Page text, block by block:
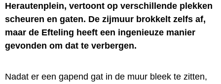
Herautenplein, vertoont op verschillende plekken
scheuren en gaten. De zijmuur brokkelt zelfs af,
maar de Efteling heeft een ingenieuze manier
gevonden om dat te verbergen.
Nadat er een gapend gat in de muur bleek te zitten,